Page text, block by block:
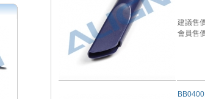
建議售
會員售